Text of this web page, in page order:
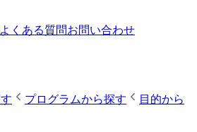
よくある質問お問い合わせ
プログラムから探す
目的から